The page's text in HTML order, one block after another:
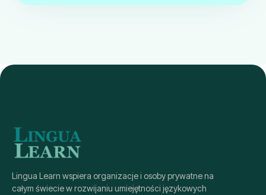
Lingua Learn wspiera organizacje i osoby prywatne na
całym świecie w rozwijaniu umiejętności językowych